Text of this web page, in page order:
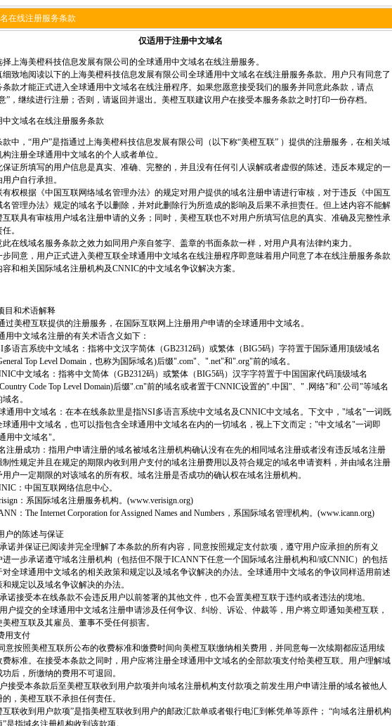
在线注册服务条款
仅适用于注册中文域名
择上海美橙科技信息发展有限公司的全球通用中文域名在线注册服务。
细致地阅读以下的上海美橙科技信息发展有限公司全球通用中文域名在线注册服务条款。用户只有同意了
条款才能正式进入全球通用中文域名在线注册程序。如果您愿意接受我们的服务并同意此条款，请点
”，继续进行注册；否则，请返回并退出。美橙互联建议用户在接受本服务条款之时打印一份存档。
中文域名在线注册服务条款
款中，“用户”是指通过上海美橙科技信息发展有限公司（以下称“美橙互联” ）提供的注册服务，在相关域
注册全球通用中文域名的个人或者单位。
保证所填写的用户信息是真实、准确、完整的，并且没有任何引人误解或者虚假的陈述。违反本规定的一
户自行承担。
有权根据《中国互联网络域名管理办法》的规定对用户提供的域名注册申请进行审核，对于违反《中国互
名管理办法》规定的域名予以删除，并对此删除行为所造成的影响及后果不承担责任。但上述内容不能解
互联具有审核用户域名注册申请的义务；同时，美橙互联也不对用户所填写信息的真实、准确及完整性承
。
此在线域名服务条款之效力如同用户亲自签字、盖章的书面条款一样，对用户具有法律约束力。
步同意，用户正式进入美橙互联全球通用中文域名在线注册程序即意味着用户同意了本在线注册服务条款
容和相关国际域名注册机构及CNNIC的中文域名争议解决方案。
目和术语解释
过美橙互联提供的注册服务，在国际互联网上注册用户申请的全球通用中文域名。
用中文域名注册的有关术语含义如下：
多语言系统中文域名：指将中文汉字简体（GB2312码）或繁体（BIG5码）字符置于国际通用顶级域名
Top Level Domain，也称为国际域名)后缀".com"、".net"和".org"前的域名。
中文域名：指将中文简体（GB2312码）或繁体（BIG5码）汉字字符置于中国国家代码顶级域名
Code Top Level Domain)后缀".cn"前的域名或者置于CNNIC设置的".中国"、" .网络"和".公司"等域名
名。
通用中文域名：在本在线条款里是指NSI多语言系统中文域名及CNNIC中文域名。下文中，"域名"一词既
球通用中文域名，也可以指包含全球通用中文域名在内的一切域名，视上下文而定；"中文域名"一词即
用中文域名"。
注册成功：指用户申请注册的域名被域名注册机构确认没有在先的相同域名注册或者没有违反域名注册
制性规定并且在规定的期限内收到用户支付的域名注册费用以及符合规定的域名申请资料，并由域名注册
用户一定期限的对该域名的所有权。域名注册是否成功的确认权在域名注册机构。
：中国互联网络信息中心。
：系国际域名注册服务机构。(www.verisign.org)
：The Internet Corporation for Assigned Names and Numbers，系国际域名管理机构。(www.icann.org)
户的陈述与保证
诺并保证已阅读并完全理解了本条款的所有内容，同意按照规定支付款项，遵守用户应承担的所有义
进一步承诺遵守域名注册机构（包括但不限于ICANN下任意一个国际域名注册机构和/或CNNIC）的包括
对全球通用中文域名的相关政策和规定以及域名争议解决的办法。全球通用中文域名的争议同样适用前述
规定以及域名争议解决的办法。
诺接受本在线条款不会违反用户以前签署的其他文件，也不会置美橙互联于违约或者违法的境地。
户提交的全球通用中文域名注册申请涉及任何争议、纠纷、诉讼、仲裁等，用户将立即通知美橙互联，
橙互联及其雇员、董事不受任何损害。
用支付
意按照美橙互联所公布的收费标准和缴费时间向美橙互联缴纳相关费用，并同意每一次续期都应适用续
费标准。在接受本条款之同时，用户应将注册全球通用中文域名的全部款项支付给美橙互联。用户理解域
后，所缴纳的费用不可退回。
接受本条款后至美橙互联收到用户款项并向域名注册机构支付款项之前发生用户申请注册的域名被他人
，美橙互联不承担任何责任。
互联收到用户款项”是指美橙互联收到用户的邮政汇款单或者银行电汇到帐凭单等原件； “向域名注册机构
是指域名注册机构收到该款项。